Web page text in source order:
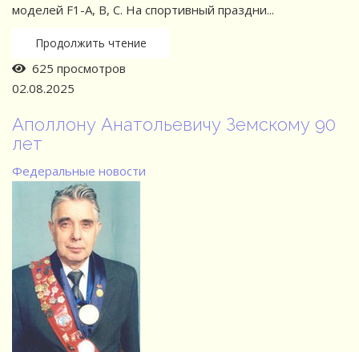
моделей F1-A, B, C. На спортивный праздни...
Продолжить чтение
625 просмотров
02.08.2025
Аполлону Анатольевичу Земскому 90
лет
Федеральные новости